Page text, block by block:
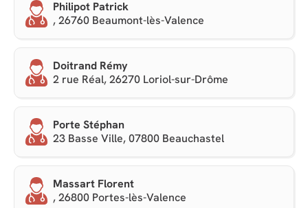
Philipot Patrick
, 26760 Beaumont-lès-Valence
Doitrand Rémy
2 rue Réal, 26270 Loriol-sur-Drôme
Porte Stéphan
23 Basse Ville, 07800 Beauchastel
Massart Florent
, 26800 Portes-lès-Valence